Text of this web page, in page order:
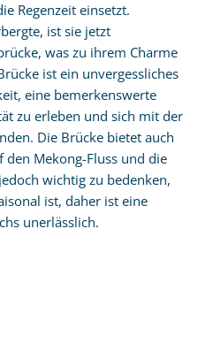
Regenzeit einsetzt.
ist sie jetzt
was zu ihrem Charme
ist ein unvergessliches
eine bemerkenswerte
zu erleben und sich mit der
Die Brücke bietet auch
den Mekong-Fluss und die
wichtig zu bedenken,
ist, daher ist eine
unerlässlich.